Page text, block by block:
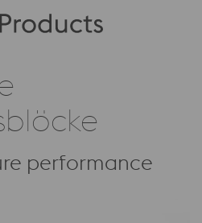
Products
performance